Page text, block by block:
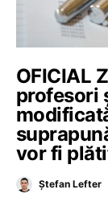
OFICIAL
profesori
vor fi
Ștefan Lefter